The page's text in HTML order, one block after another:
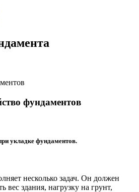
фундаментов
укладке фундаментов.
несколько задач. Он должен
вес здания, нагрузку на грунт,